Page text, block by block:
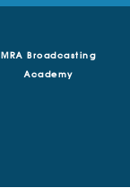
MRA Broadcasting
Academy